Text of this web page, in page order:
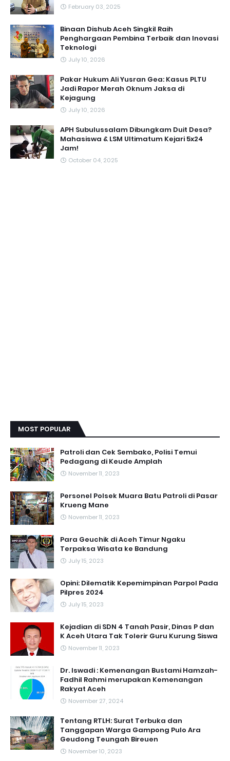
February 03, 2025
Binaan Dishub Aceh Singkil Raih
Penghargaan Pembina Terbaik dan Inovasi
Teknologi
July 10, 2026
Pakar Hukum Ali Yusran Gea: Kasus PLTU
Jadi Rapor Merah Oknum Jaksa di
Kejagung
July 10, 2026
APH Subulussalam Dibungkam Duit Desa?
Mahasiswa & LSM Ultimatum Kejari 5x24
Jam!
October 04, 2025
MOST POPULAR
Patroli dan Cek Sembako, Polisi Temui
Pedagang di Keude Amplah
November 11, 2023
Personel Polsek Muara Batu Patroli di Pasar
Krueng Mane
November 11, 2023
Para Geuchik di Aceh Timur Ngaku
Terpaksa Wisata ke Bandung
July 15, 2023
Opini: Dilematik Kepemimpinan Parpol Pada
Pilpres 2024
July 15, 2023
Kejadian di SDN 4 Tanah Pasir, Dinas P dan
K Aceh Utara Tak Tolerir Guru Kurung Siswa
November 11, 2023
Dr. Iswadi : Kemenangan Bustami Hamzah-
Fadhil Rahmi merupakan Kemenangan
Rakyat Aceh
November 27, 2024
Tentang RTLH: Surat Terbuka dan
Tanggapan Warga Gampong Pulo Ara
Geudong Teungah Bireuen
November 10, 2023